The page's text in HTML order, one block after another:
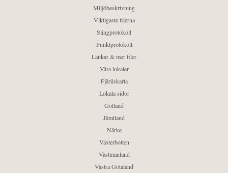
Miljöbeskrivning
Viktigaste filerna
Slingprotokoll
Punktprotokoll
Länkar & mer filer
Våra lokaler
Fjärilskarta
Lokala sidor
Gotland
Jämtland
Närke
Västerbotten
Västmanland
Västra Götaland